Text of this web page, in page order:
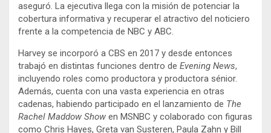
aseguró. La ejecutiva llega con la misión de potenciar la
cobertura informativa y recuperar el atractivo del noticiero
frente a la competencia de NBC y ABC.
Harvey se incorporó a CBS en 2017 y desde entonces
trabajó en distintas funciones dentro de Evening News,
incluyendo roles como productora y productora sénior.
Además, cuenta con una vasta experiencia en otras
cadenas, habiendo participado en el lanzamiento de The
Rachel Maddow Show en MSNBC y colaborado con figuras
como Chris Hayes, Greta van Susteren, Paula Zahn y Bill